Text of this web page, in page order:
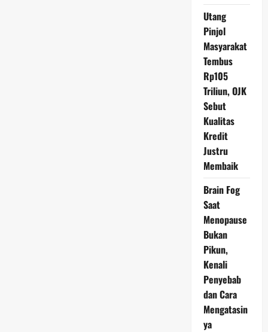
Utang
Pinjol
Masyarakat
Tembus
Rp105
Triliun, OJK
Sebut
Kualitas
Kredit
Justru
Membaik
Brain Fog
Saat
Menopause
Bukan
Pikun,
Kenali
Penyebab
dan Cara
Mengatasin
ya